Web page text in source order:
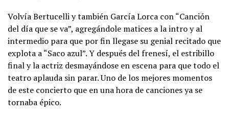
Volvía Bertucelli y también García Lorca con “Canción
del día que se va”, agregándole matices a la intro y al
intermedio para que por fin llegase su genial recitado que
explota a “Saco azul”. Y después del frenesí, el estribillo
final y la actriz desmayándose en escena para que todo el
teatro aplauda sin parar. Uno de los mejores momentos
de este concierto que en una hora de canciones ya se
tornaba épico.